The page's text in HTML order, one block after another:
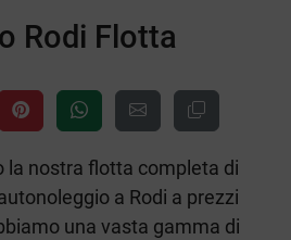
Rodi Flotta
la nostra flotta completa di
a Rodi a prezzi
una vasta gamma di